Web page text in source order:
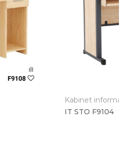
Kabinet
IT STO F9104